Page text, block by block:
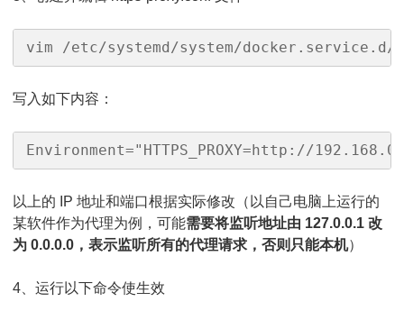
vim /etc/systemd/system/
写入如下内容：
Environment="HTTPS_PROXY=http://
以上的 IP 地址和端口根据实际修改（以自己电脑上运行的
某软件作为代理为例，可能需要将监听地址由 127.0.0.1 改
为 0.0.0.0，表示监听所有的代理请求，否则只能本机）
4、运行以下命令使生效